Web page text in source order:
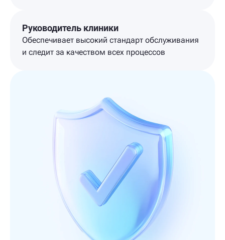
Руководитель клиники
Обеспечивает высокий стандарт обслуживания
и следит за качеством всех процессов